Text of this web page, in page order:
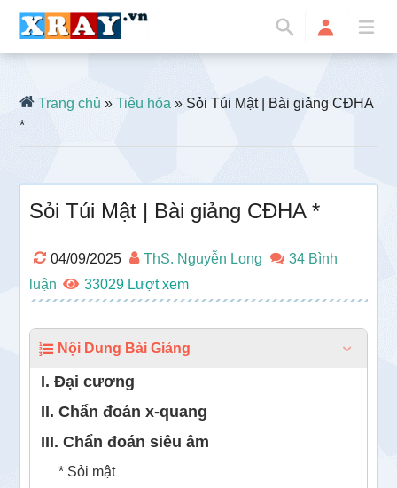
Trang chủ »Tiêu hóa » Sỏi Túi Mật | Bài giảng CĐHA
*
Sỏi Túi Mật | Bài giảng CĐHA *
04/09/2025 ThS. Nguyễn Long
34 Bình
luận
33029
Nội Dung Bài Giảng
I. Đại cương
II. Chẩn đoán x-quang
III. Chẩn đoán siêu âm
* Sỏi mật